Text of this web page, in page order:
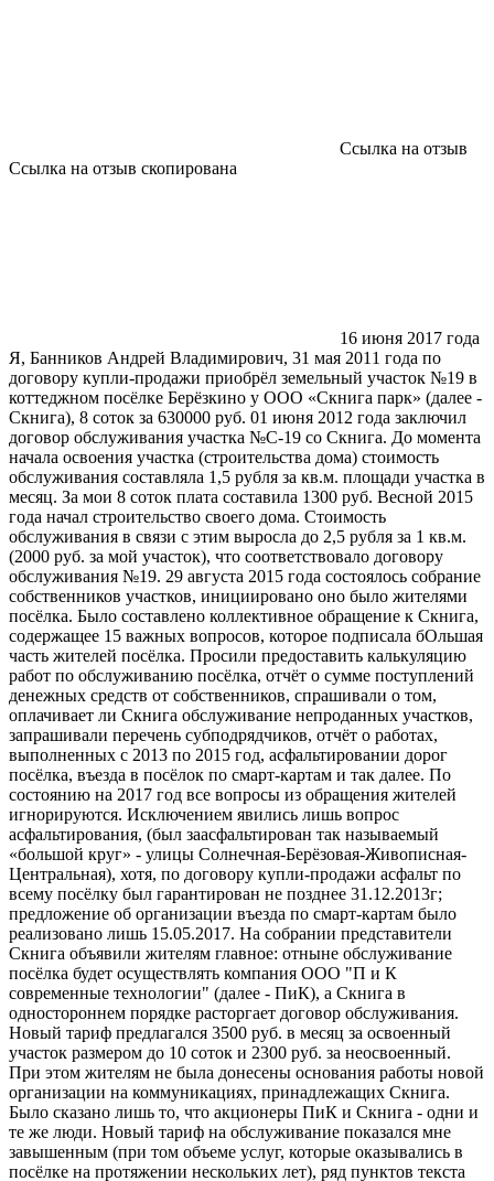
Ссылка на отзыв
Ссылка на отзыв скопирована
16 июня 2017 года
Я, Банников Андрей Владимирович, 31 мая 2011 года по договору купли-продажи приобрёл земельный участок №19 в коттеджном посёлке Берёзкино у ООО «Скнига парк» (далее - Скнига), 8 соток за 630000 руб. 01 июня 2012 года заключил договор обслуживания участка №С-19 со Скнига. До момента начала освоения участка (строительства дома) стоимость обслуживания составляла 1,5 рубля за кв.м. площади участка в месяц. За мои 8 соток плата составила 1300 руб. Весной 2015 года начал строительство своего дома. Стоимость обслуживания в связи с этим выросла до 2,5 рубля за 1 кв.м. (2000 руб. за мой участок), что соответствовало договору обслуживания №19. 29 августа 2015 года состоялось собрание собственников участков, инициировано оно было жителями посёлка. Было составлено коллективное обращение к Скнига, содержащее 15 важных вопросов, которое подписала бОльшая часть жителей посёлка. Просили предоставить калькуляцию работ по обслуживанию посёлка, отчёт о сумме поступлений денежных средств от собственников, спрашивали о том, оплачивает ли Скнига обслуживание непроданных участков, запрашивали перечень субподрядчиков, отчёт о работах, выполненных с 2013 по 2015 год, асфальтировании дорог посёлка, въезда в посёлок по смарт-картам и так далее. По состоянию на 2017 год все вопросы из обращения жителей игнорируются. Исключением явились лишь вопрос асфальтирования, (был заасфальтирован так называемый «большой круг» - улицы Солнечная-Берёзовая-Живописная-Центральная), хотя, по договору купли-продажи асфальт по всему посёлку был гарантирован не позднее 31.12.2013г; предложение об организации въезда по смарт-картам было реализовано лишь 15.05.2017. На собрании представители Скнига объявили жителям главное: отныне обслуживание посёлка будет осуществлять компания ООО "П и К современные технологии" (далее - ПиК), а Скнига в одностороннем порядке расторгает договор обслуживания. Новый тариф предлагался 3500 руб. в месяц за освоенный участок размером до 10 соток и 2300 руб. за неосвоенный. При этом жителям не была донесены основания работы новой организации на коммуникациях, принадлежащих Скнига. Было сказано лишь то, что акционеры ПиК и Скнига - одни и те же люди. Новый тариф на обслуживание показался мне завышенным (при том объеме услуг, которые оказывались в посёлке на протяжении нескольких лет), ряд пунктов текста договора я счёл дискриминационными, не отвечающими законодательству РФ. В связи с этим я передал со своей стороны директору ПиК - Дубровиной О.К. протокол разногласий, в котором указал чёткие условия (опираясь на законодательство РФ и Гражданский Кодекс РФ), при которых готов подписать новый договор. К сожалению, текст протокола был полностью проигнорирован, в ответ я получил лишь формальную отписку с содержанием "в договоре всё по закону, текст договора и его условия меняться не будут". Со своей стороны я также предложил администрации посёлка оплачивать тариф в 3500 руб., но по старому договору и реквизитам, или подписание по нему допсоглашения до завершения процесса переговоров по новому договору. Мои предложения были категорически отвергнуты с формулировкой, что единственный способ моего беспроблемного существования в посёлке – подписание нового договора Только в предложенной ПиК редакции. Договор я подписывать так и не стал и переговорный процесс с администрацией вступил в вялотекущую фазу. Несмотря на неопределённость ситуации, как законопослушный собственник участка, платежи по действующему договору обслуживания №C-19 со Скнига я продолжил осуществлять по тарифу договора 2000 руб. в месяц., оплата мной произведена до июня 2017 года включительно. Подчеркну, уведомлений от Скнига об ошибочно перечисляемых платежах я не получал, возврата средств ими не производилось. Попыток оспорить законность действия договора обслуживания с их стороны также не было. Далее выяснилось, что за работы по подведению коммуникаций (газ, вода, электричество) к дому, требуется доплатить ещё 260000 рублей, несмотря на то, что коммуникации Уже были проложены Скнигой к месту размещения дома. Договор на подведение коммуникаций к дому предлагалось заключить с ПиК. Оценивая стоимость работ как завышенную в несколько раз, запросил у Дубровиной техусловия на подключение своими силами с привлечением аккредитованных организаций. В ответ на запрос получил информацию, что стоимость техусловий составит 120000 рублей. Взвесив ситуацию, а также потенциальные "палки в колёса" от собственника сетей на этапах производства мной работ по подключению, 08.04.2016 подписал Договор возмездного оказания услуг №С-19 на подведение коммкникаций, оплатил его полностью, в размере 260000р. Следующим этапом после завершения работ по вводу коммуникаций в дом было заключение прямого договора с гарантирующим поставщиком электроэнергии по Тульской области АО "ТНС энерго Тула" и открытие лицевого счёта по электричеству, а также заключение договора с АО «Газпром газораспределение Тула» на поставку газа, техническое обслуживание газового оборудования и непосредственно осуществление пуска газа. Потребовалось свидетельство собственности на дом. Стоимость данной услуги стороной ПиК, при условии передачи Дубровиной необходимых нотариально заверенных доверенностей, составляла по её словам 20000 рублей. Обратившись с необходимым пакетом документов в Многофункциональный Центр Заокска, свидетельство я получил сам. Единственная сумма, которую пришлось заплатить - Госпошлина в размере 350 рублей. За услуги по заключению договора с АО «Газпром газораспределение Тула» Дубровина обозначила сумму в 28000 руб., кроме этого, за врезку 3500 руб. и 4000 руб. за пуск газа. По счастливому стечению обстоятельств мне удалось своими силами заключить договора на поставку газа и обслуживание оборудования, а также произвести пуск газа с привлечением специалистов АО «Газпром газораспределение Тула». Полная стоимость всех услуг составила 6500 руб. Котлован, вырытый ПиК до сегодняшнего дня не зарыт. На мой запрос о сроках по котловану Дубровина ответила «вы сами провели газ, сами и котлован закапывайте!». Из-за невыполненных в полном объёме обязательств по договору подведения коммуникаций №C-19 со стороны ПиК, из-за непредоставления ими необходимых документов, в том числе Актов разграничения балансовой принадлежности по газу, воде, электричеству и прочих, Акт приёмки работ по данному договору мной на сегодня не подписан. Особенно комично на этом фоне выглядит письменное уведомление от ПиК с предложением подписать Акт в связи с выполнением полного объёма работ. Когда встал вопрос о подписании прямого договора с АО "ТНС энерго Тула" (далее - ТНС) и открытии лицевого счёта абонента, Дубровина сообщила, что данная услуга будет стоить мне 10000 рублей. В Заокском филиале ТНС мне сообщили, что открытие лицевого счёта и заключение договора - Бесплатны при условии предоставления необходимого пакета документов. В ответ на свой письменный запрос в адрес ПиК о предоставлении данных документов я получил отказ с формулировкой "договором подведения коммуникаций не предусмотрен сбор каких-либо документов, если вас интересует данная услуга, обратитесь с офертой в нашу компанию, при согласовании сторонами её стоимости, она будет выполнена". В связи с данным отказом, обратился напрямую в ТНС с заявлением, в котором описал произошедшую ситуацию, а также требованием о заключении прямого договора, так как имею на это право по законодательству РФ. ТНС направило в адрес Скнига и ПиК запросы на предоставление необходимых документов, пока ответов на адрес ТНС не пришло. Теперь о грустном.. 2 декабря 2016 года без предварительных (устных, или письменных) уведомлений, как мера понуждения к подписанию договора обслуживания с ООО "П и К современные технологии", было отключено электроснабжение моего участка №19. К сожалению, процесс возвращения электроснабжения законными способами длится по сегодняший день, почти уже полгода. Несколько заявлений в ОМВД Заокска, Прокуратуру РФ, Администрацию Тульской области, МинЭнерго, Роспотребнадзор, ПАО "МРСК Центра и приволжья" пока не принесли желаемый результат в виде света лампочки в моём доме, но я на верном пути, последний ответ Прокуратуры Заокска полностью подтверждает незаконность действий по отключению моего участка от электроснабжения. Повторная проверка ОМВД Заокска ведётся. Материалов для суда уже более чем достаточно. Следующей мерой воздействия со стороны ПиК явилось отключение водоснабжения. 10 июня 2017 года, я обнаружил два велосипедных замка на колодце водоснабжения, не позволявшие снять крышку и получить доступ к крану, перекрывающему доставку воды на участок. Дубровина наотрез отказалась комментировать произошедшее, выезжать для осмотра колодца, сообщив, что не знает кто это сделал и не понимает, что я от неё хочу. Естественно, я вызвал наряд полиции из ОМВД Заокска, чтобы зафиксировать факт отключения водоснабжения. Факт зафиксировали, на беседе Дубровина сообщила сотруднику полиции, что не знает - было ли когда-то вообще водоснабжение на моём участке, что не знает, кто повесил замки, что работники ПиК, включая её саму, к отключению водоснабжения отношения не имеют, что коммуникации принадлежат Скнига, со всеми вопросами необходимо обращаться в их офис в Москву. Вернувшись на участок утром 11го июня я обнаружил, что на крышке люка остался только один замок, это позволило осмотреть коммуникации. Каково же было моё удивление, когда я увидел, что часть трубы, доставляющей воду на мой участок, срезана и вентиль моего корневого крана демонтирован. Пришлось вызвать наряд ОМВД Заокска повторно для фиксации факта демонтажа трубы вентиля корневого крана. Мои объяснения дополнили картину заявления, составленного мной в предыдущий день. Итого, что имеем на сегодня: 1. При наличии договора №19 купли-продажи земельного участка с указанной в нём гарантией на подключение и пользование коммуникациями, при наличии и полной оплате мной стоимости договора №С-19 на подведение коммуникаций к дому, при отсутствии долгов по юридически Действующему договору обслуживания со Скнига (оплата услуг произв